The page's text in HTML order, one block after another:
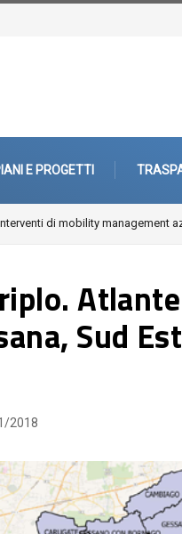
E PROGETTI
paesaggi, periferie
Sud
2018